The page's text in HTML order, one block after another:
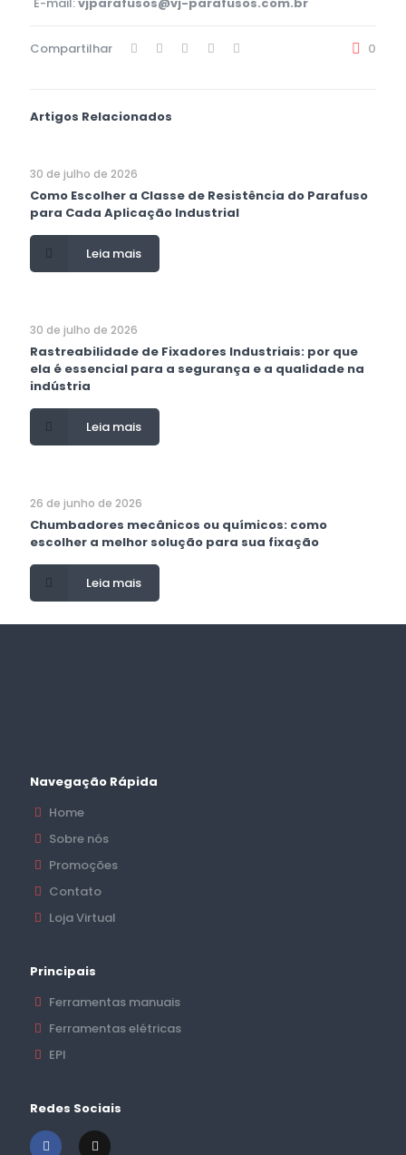
Compartilhar 0
Artigos Relacionados
30 de julho de 2026
Como Escolher a Classe de Resistência do Parafuso
para Cada Aplicação Industrial
Leia mais
30 de julho de 2026
Rastreabilidade de Fixadores Industriais: por que
ela é essencial para a segurança e a qualidade na
indústria
Leia mais
26 de junho de 2026
Chumbadores mecânicos ou químicos: como
escolher a melhor solução para sua fixação
Leia mais
Navegação Rápida
Home
Sobre nós
Promoções
Contato
Loja Virtual
Principais
Ferramentas manuais
Ferramentas elétricas
EPI
Redes Sociais